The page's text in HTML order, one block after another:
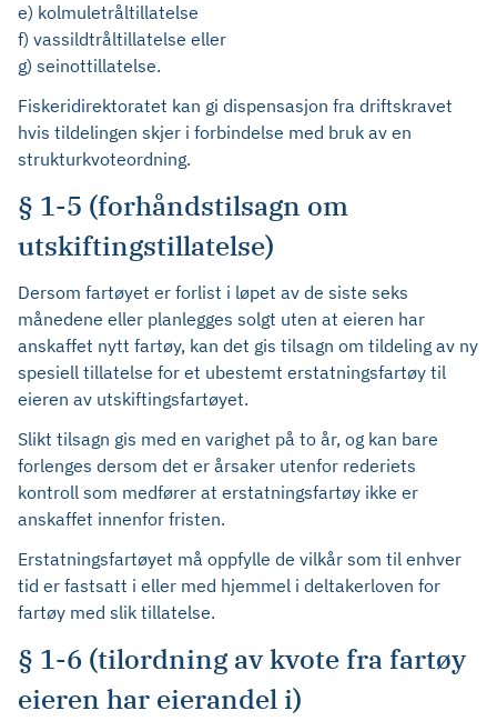
e) kolmuletråltillatelse
f) vassildtråltillatelse eller
g) seinottillatelse.
Fiskeridirektoratet kan gi dispensasjon fra driftskravet
hvis tildelingen skjer i forbindelse med bruk av en
strukturkvoteordning.
§ 1-5 (forhåndstilsagn om
utskiftingstillatelse)
Dersom fartøyet er forlist i løpet av de siste seks
månedene eller planlegges solgt uten at eieren har
anskaffet nytt fartøy, kan det gis tilsagn om tildeling av ny
spesiell tillatelse for et ubestemt erstatningsfartøy til
eieren av utskiftingsfartøyet.
Slikt tilsagn gis med en varighet på to år, og kan bare
forlenges dersom det er årsaker utenfor rederiets
kontroll som medfører at erstatningsfartøy ikke er
anskaffet innenfor fristen.
Erstatningsfartøyet må oppfylle de vilkår som til enhver
tid er fastsatt i eller med hjemmel i deltakerloven for
fartøy med slik tillatelse.
§ 1-6 (tilordning av kvote fra fartøy
eieren har eierandel i)